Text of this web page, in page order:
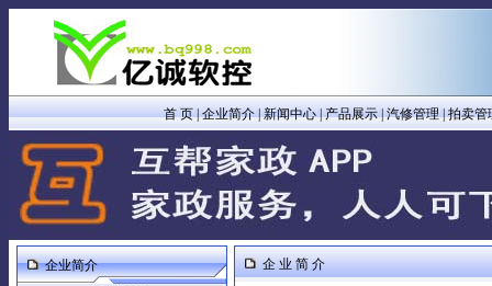
首 页|企业简介|新闻中心|产品展示|汽修管理|拍卖管
企业简介
企 业 简 介